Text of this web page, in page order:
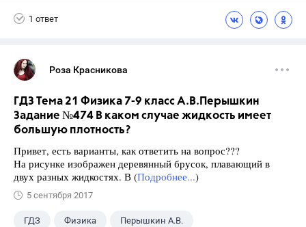
1 ответ
Роза Красникова
ГДЗ Тема 21 Физика 7-9 класс А.В.Перышкин
Задание №474 В каком случае жидкость имеет
большую плотность?
Привет, есть варианты, как ответить на вопрос???
На рисунке изображен деревянный брусок, плавающий в
двух разных жидкостях. В (Подробнее...)
5 сентября 2017
ГДЗ Физика Перышкин А.В.